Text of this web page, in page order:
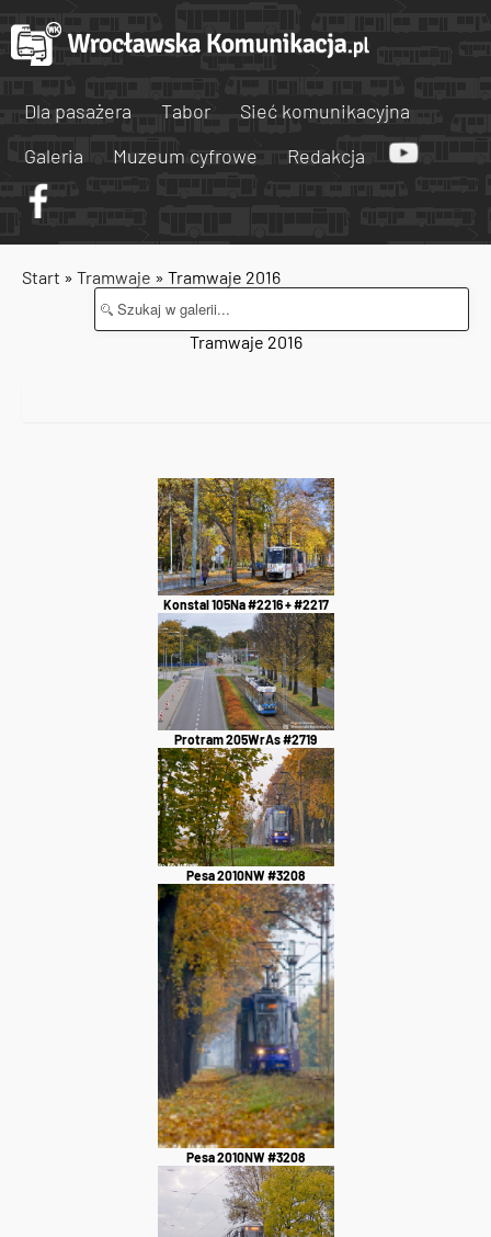
Dla pasażera Tabor
Sieć komunikacyjna
Galeria
Muzeum cyfrowe Redakcja
Start » Tramwaje » Tramwaje 2016
Tramwaje 2016
Konstal 105Na #2216 + #2217
Protram 205WrAs #2719
Pesa 2010NW #3208
Pesa 2010NW #3208